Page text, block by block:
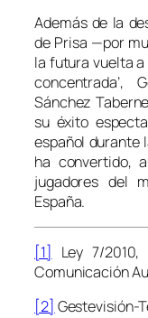
Además de la
de Prisa —por
la futura vuelta a
concentrada’,
Sánchez
su éxito
español durante
ha convertido,
jugadores del
España.
[1]
Ley 7/
Comunicación
[2] Gestevisión-